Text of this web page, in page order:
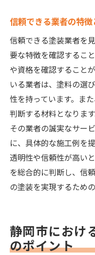
信頼できる業者の特徴
信頼できる塗装業者を
要な特徴を確認するこ
や資格を確認すること
いる業者は、塗料の選
性を持っています。ま
判断する材料となりま
その業者の誠実なサー
に、具体的な施工例を
透明性や信頼性が高い
を総合的に判断し、信
の塗装を実現するため
静岡市におけ
のポイント